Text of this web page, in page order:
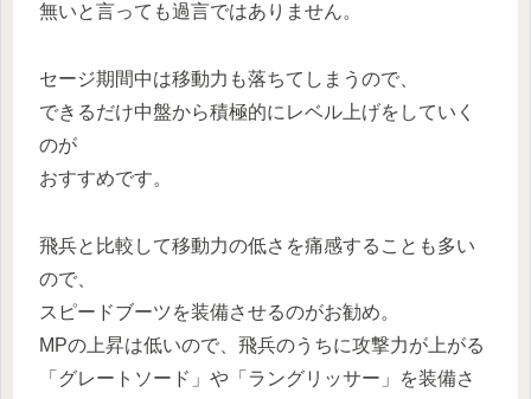
無いと言っても過言ではありません。
セージ期間中は移動力も落ちてしまうので、
できるだけ中盤から積極的にレベル上げをしていく
のが
おすすめです。
飛兵と比較して移動力の低さを痛感することも多い
ので、
スピードブーツを装備させるのがお勧め。
MPの上昇は低いので、飛兵のうちに攻撃力が上がる
「グレートソード」や「ラングリッサー」を装備さ